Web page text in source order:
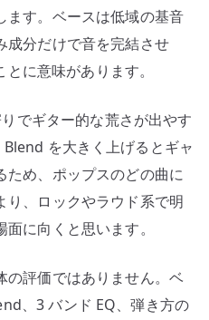
ます。ベースは低域の基音
成分だけで音を完結させ
に意味があります。
でギター的な荒さが出やす
を大きく上げるとギャ
ため、ポップスのどの曲に
り、ロックやラウド系で明
に向くと思います。
の評価ではありません。ベ
、3 バンド EQ、弾き方の